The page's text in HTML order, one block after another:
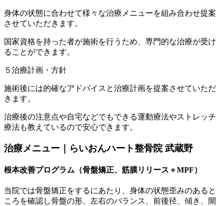
身体の状態に合わせて様々な治療メニューを組み合わせ提案
させていただきます。
国家資格を持った者が施術を行うため、専門的な治療が受け
ることができます。
５治療計画・方針
施術後には的確なアドバイスと治療計画を提案させていただ
きます。
治療後の注意点や自宅などでもできる運動療法やストレッチ
療法も教えているので安心できます。
治療メニュー｜らいおんハート整骨院 武蔵野
根本改善プログラム（骨盤矯正、筋膜リリース＋MPF）
当院では骨盤矯正をするにあたり、身体の状態歪みのあると
ころを確認し骨盤の形、左右のバランス、前後径、傾き、開